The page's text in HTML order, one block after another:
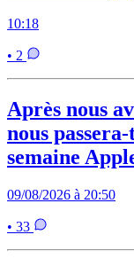
10:18
• 2
Après nous
nous
semaine
09/08/2026 à 20:50
• 33